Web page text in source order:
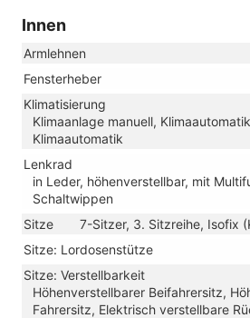
Innen
Armlehnen
Fensterheber
Klimatisierung
Klimaanlage manuell,
Klimaautomatik
Lenkrad
in Leder, höhenverstellbar, mit
Schaltwippen
Sitze
7-Sitzer, 3. Sitzreihe, Isofix
Sitze: Lordosenstütze
Sitze: Verstellbarkeit
Höhenverstellbarer Beifahrersitz,
Fahrersitz, Elektrisch verstellbare